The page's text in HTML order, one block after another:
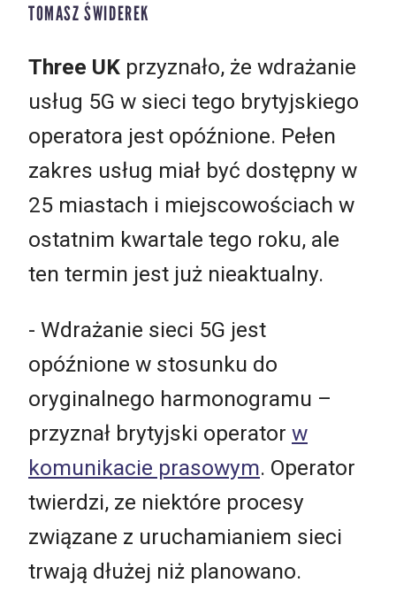
TOMASZ ŚWIDEREK
Three UK przyznało, że wdrażanie
usług 5G w sieci tego brytyjskiego
operatora jest opóźnione. Pełen
zakres usług miał być dostępny w
25 miastach i miejscowościach w
ostatnim kwartale tego roku, ale
ten termin jest już nieaktualny.
- Wdrażanie sieci 5G jest
opóźnione w stosunku do
oryginalnego harmonogramu –
przyznał brytyjski operator w
komunikacie prasowym. Operator
twierdzi, ze niektóre procesy
związane z uruchamianiem sieci
trwają dłużej niż planowano.